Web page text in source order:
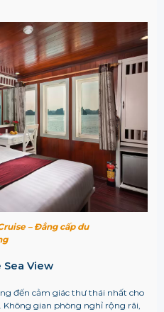
– Đẳng cấp du
Sea View
đến cảm giác thư thái nhất cho
gian phòng nghỉ rộng rãi,